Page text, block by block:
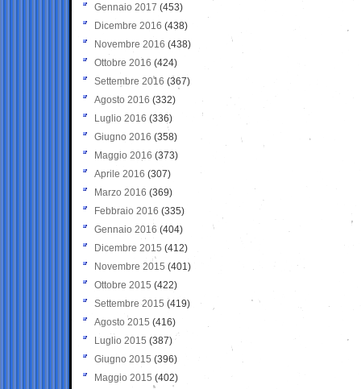
Gennaio 2017 (453)
Dicembre 2016 (438)
Novembre 2016 (438)
Ottobre 2016 (424)
Settembre 2016 (367)
Agosto 2016 (332)
Luglio 2016 (336)
Giugno 2016 (358)
Maggio 2016 (373)
Aprile 2016 (307)
Marzo 2016 (369)
Febbraio 2016 (335)
Gennaio 2016 (404)
Dicembre 2015 (412)
Novembre 2015 (401)
Ottobre 2015 (422)
Settembre 2015 (419)
Agosto 2015 (416)
Luglio 2015 (387)
Giugno 2015 (396)
Maggio 2015 (402)